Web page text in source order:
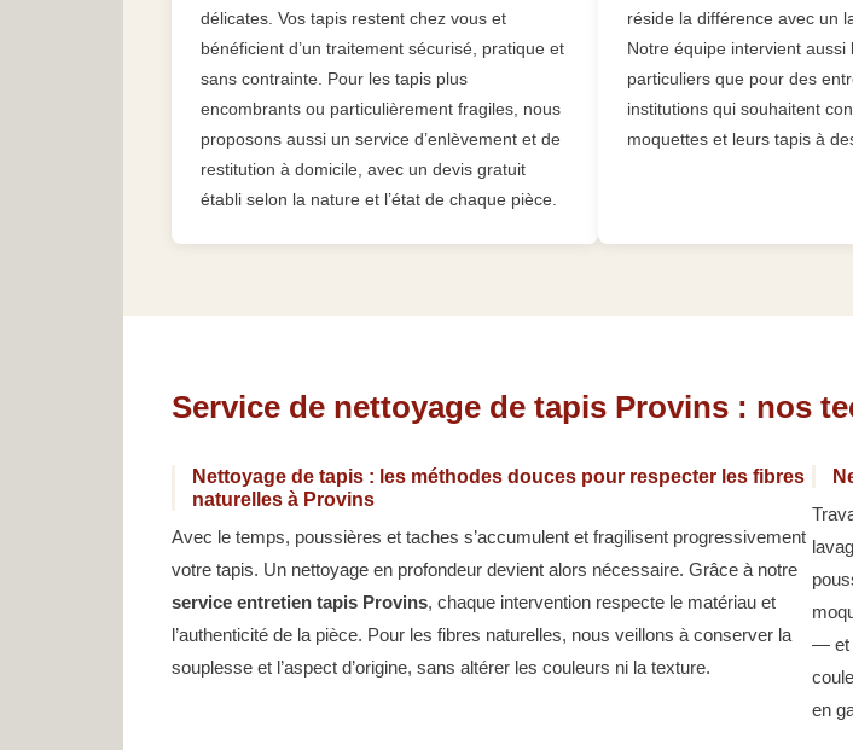
délicates. Vos tapis restent chez vous et
bénéficient d’un traitement sécurisé, pratique et
sans contrainte. Pour les tapis plus
encombrants ou particulièrement fragiles, nous
proposons aussi un service d’enlèvement et de
restitution à domicile, avec un devis gratuit
établi selon la nature et l’état de chaque pièce.
réside la différence avec un
Notre équipe intervient aussi
particuliers que pour des
institutions qui souhaitent
moquettes et leurs tapis à
Service de nettoyage de tapis Provins : nos
Nettoyage de tapis : les méthodes douces pour respecter les fibres
naturelles à Provins
Avec le temps, poussières et taches s’accumulent et fragilisent progressivement
votre tapis. Un nettoyage en profondeur devient alors nécessaire. Grâce à notre
service entretien tapis Provins, chaque intervention respecte le matériau et
l’authenticité de la pièce. Pour les fibres naturelles, nous veillons à conserver la
souplesse et l’aspect d’origine, sans altérer les couleurs ni la texture.
— et
en